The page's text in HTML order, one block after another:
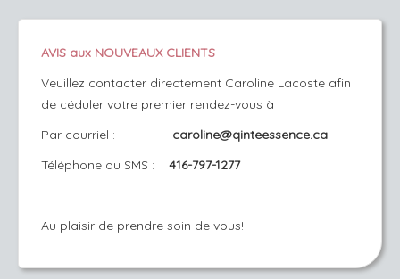
AVIS aux NOUVEAUX CLIENTS
Veuillez contacter directement Caroline Lacoste afin
de céduler votre premier rendez-vous à :
Par courriel : caroline@qinteessence.ca
Téléphone ou SMS : 416-797-1277
Au plaisir de prendre soin de vous!